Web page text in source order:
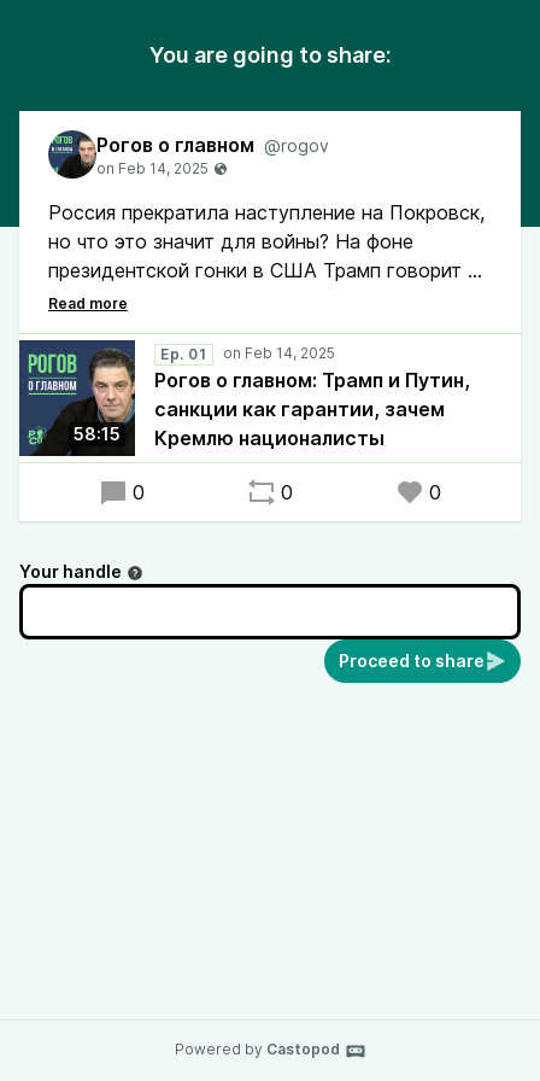
You are going to share:
Рогов о главном @rogov
Россия прекратила наступление на Покровск,
но что это значит для войны? На фоне
президентской гонки в США Трамп говорит о
переговорах, которых нет, и делает из Путина
миротворца. Вашингтон ищет способ
разорвать союз Москвы и Пекина, а Кремль
продолжает строить новую идеологию, где
националисты получают все больше влияния.
Слушайте новый выпуск еженедельного
обзора новостей с Кириллом Роговым.
58:15
Ep. 01
Рогов о главном: Трамп и Путин,
санкции как гарантии, зачем
Кремлю националисты
0 0 0
Your handle
Proceed to share
Powered by Castopod